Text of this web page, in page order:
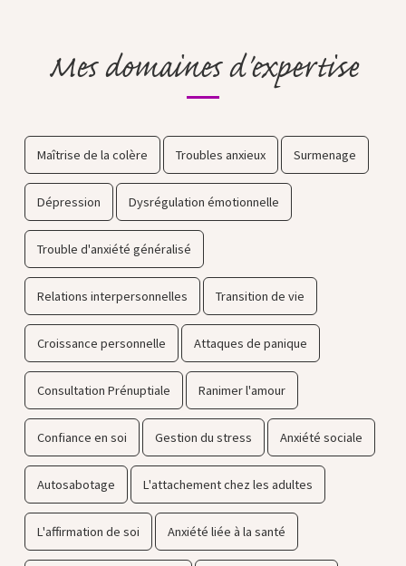
Mes domaines d'expertise
Maîtrise de la colère Troubles anxieux Surmenage
Dépression Dysrégulation émotionnelle
Trouble d'anxiété généralisé
Relations interpersonnelles Transition de vie
Croissance personnelle Attaques de panique
Consultation Prénuptiale Ranimer l'amour
Confiance en soi Gestion du stress Anxiété sociale
Autosabotage L'attachement chez les adultes
L'affirmation de soi Anxiété liée à la santé